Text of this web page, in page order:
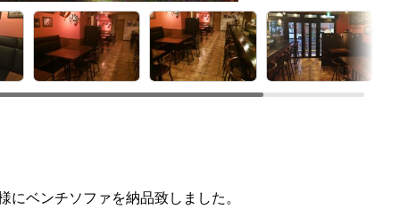
ベンチソファを納品致しました。